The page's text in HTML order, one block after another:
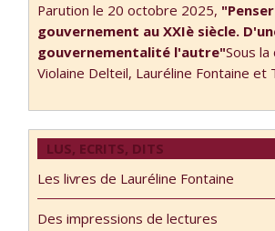
Parution le 20 octobre 2025,
gouvernement au XXIè siècle.
gouvernementalité l'autre"Sous
Violaine Delteil, Lauréline Fontaine et
LUS, ECRITS, DITS
Les livres de Lauréline Fontaine
Des impressions de lectures